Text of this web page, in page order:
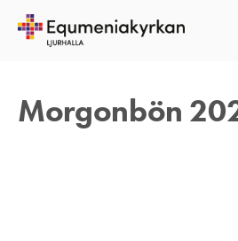
Morgonbön
3 NOVEMBER 2021